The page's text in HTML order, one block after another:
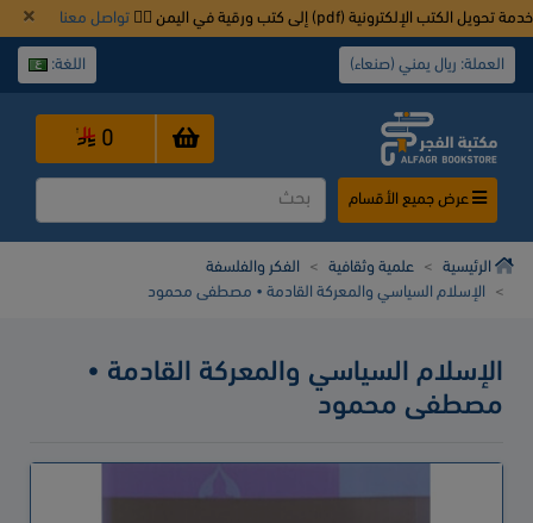
خدمة تحويل الكتب الإلكترونية (pdf) إلى كتب ورقية في اليمن 👈🏿 تواصل معنا
العملة: ريال يمني (صنعاء) اللغة:
عرض جميع الأقسام
0
الرئيسية علمية وثقافية
الفكر والفلسفة
الإسلام السياسي والمعركة القادمة • مصطفى محمود
الإسلام السياسي والمعركة القادمة •
مصطفى محمود